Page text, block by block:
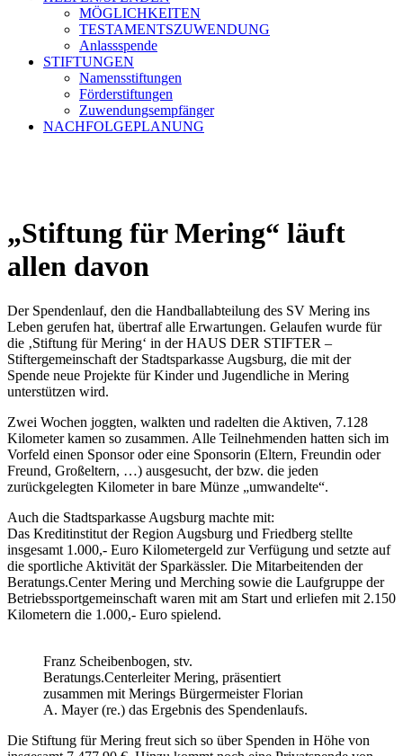
MÖGLICHKEITEN
TESTAMENTSZUWENDUNG
Anlassspende
STIFTUNGEN
Namensstiftungen
Förderstiftungen
Zuwendungsempfänger
NACHFOLGEPLANUNG
„Stiftung für Mering“ läuft
allen davon
Der Spendenlauf, den die Handballabteilung des SV Mering ins
Leben gerufen hat, übertraf alle Erwartungen. Gelaufen wurde für
die ‚Stiftung für Mering‘ in der HAUS DER STIFTER –
Stiftergemeinschaft der Stadtsparkasse Augsburg, die mit der
Spende neue Projekte für Kinder und Jugendliche in Mering
unterstützen wird.
Zwei Wochen joggten, walkten und radelten die Aktiven, 7.128
Kilometer kamen so zusammen. Alle Teilnehmenden hatten sich im
Vorfeld einen Sponsor oder eine Sponsorin (Eltern, Freundin oder
Freund, Großeltern, …) ausgesucht, der bzw. die jeden
zurückgelegten Kilometer in bare Münze „umwandelte“.
Auch die Stadtsparkasse Augsburg machte mit:
Das Kreditinstitut der Region Augsburg und Friedberg stellte
insgesamt 1.000,- Euro Kilometergeld zur Verfügung und setzte auf
die sportliche Aktivität der Sparkässler. Die Mitarbeitenden der
Beratungs.Center Mering und Merching sowie die Laufgruppe der
Betriebssportgemeinschaft waren mit am Start und erliefen mit 2.150
Kilometern die 1.000,- Euro spielend.
Franz Scheibenbogen, stv.
Beratungs.Centerleiter Mering, präsentiert
zusammen mit Merings Bürgermeister Florian
A. Mayer (re.) das Ergebnis des Spendenlaufs.
Die Stiftung für Mering freut sich so über Spenden in Höhe von